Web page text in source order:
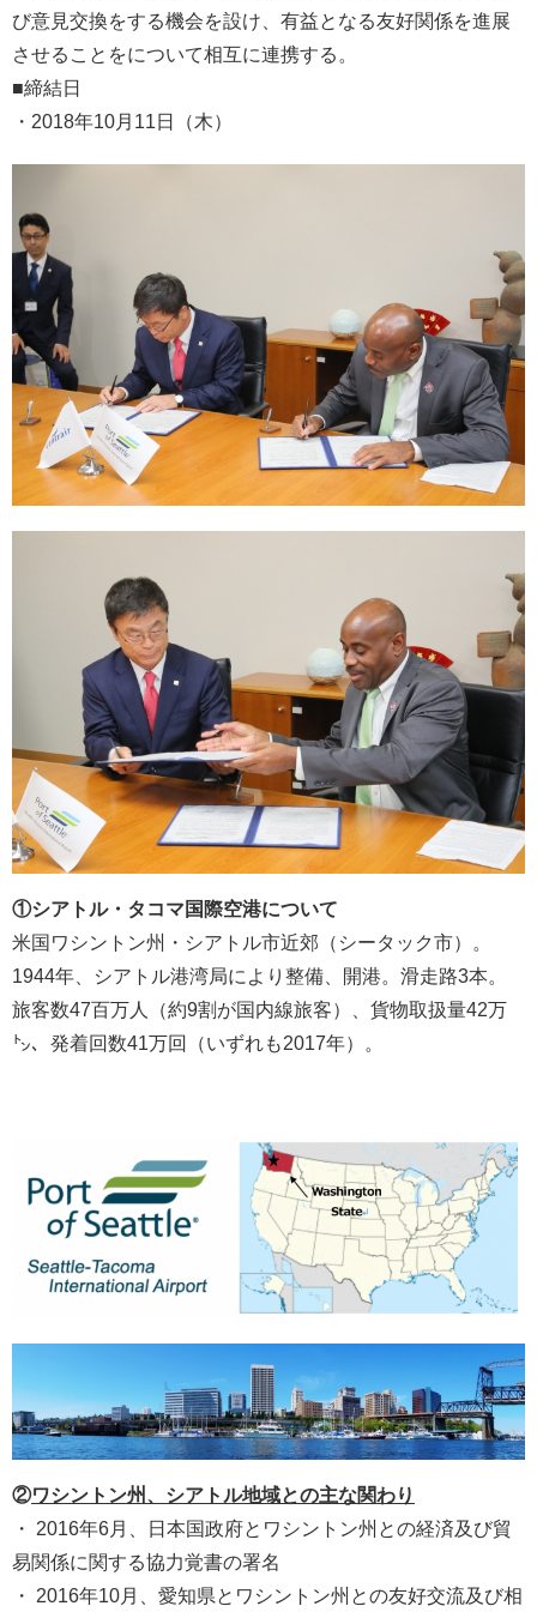
び意見交換をする機会を設け、有益となる友好関係を進展
させることをについて相互に連携する。
■締結日
・2018年10月11日（木）
①シアトル・タコマ国際空港について
米国ワシントン州・シアトル市近郊（シータック市）。
1944年、シアトル港湾局により整備、開港。滑走路3本。
旅客数47百万人（約9割が国内線旅客）、貨物取扱量42万
㌧、発着回数41万回（いずれも2017年）。
②ワシントン州、シアトル地域との主な関わり
・ 2016年6月、日本国政府とワシントン州との経済及び貿
易関係に関する協力覚書の署名
・ 2016年10月、愛知県とワシントン州との友好交流及び相